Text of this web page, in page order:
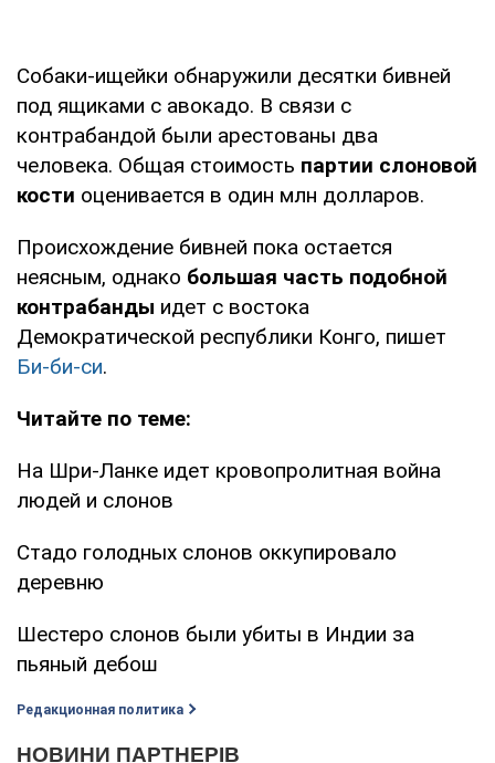
Собаки-ищейки обнаружили десятки бивней
под ящиками с авокадо. В связи с
контрабандой были арестованы два
человека. Общая стоимость партии слоновой
кости оценивается в один млн долларов.
Происхождение бивней пока остается
неясным, однако большая часть подобной
контрабанды идет с востока
Демократической республики Конго, пишет
Би-би-си.
Читайте по теме:
На Шри-Ланке идет кровопролитная война
людей и слонов
Стадо голодных слонов оккупировало
деревню
Шестеро слонов были убиты в Индии за
пьяный дебош
Редакционная политика